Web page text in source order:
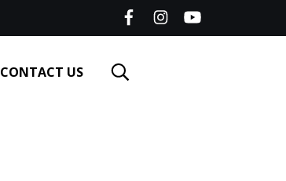
CONTACT US